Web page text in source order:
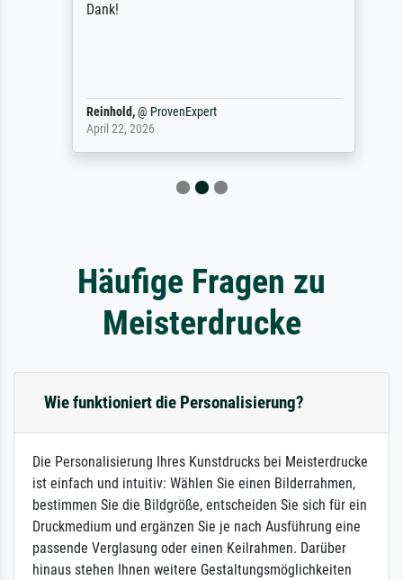
Dank!
Reinhold, @ProvenExpert
April 22, 2026
Häufige Fragen zu
Meisterdrucke
Wie funktioniert die Personalisierung?
Die Personalisierung Ihres Kunstdrucks bei Meisterdrucke
ist einfach und intuitiv: Wählen Sie einen Bilderrahmen,
bestimmen Sie die Bildgröße, entscheiden Sie sich für ein
Druckmedium und ergänzen Sie je nach Ausführung eine
passende Verglasung oder einen Keilrahmen. Darüber
hinaus stehen Ihnen weitere Gestaltungsmöglichkeiten